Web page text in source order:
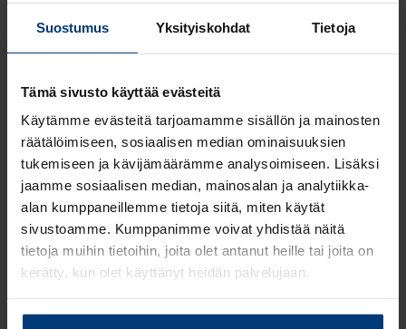
Suostumus Yksityiskohdat Tietoja
Tämä sivusto käyttää evästeitä
Käytämme evästeitä tarjoamamme sisällön ja mainosten
räätälöimiseen, sosiaalisen median ominaisuuksien
tukemiseen ja kävijämäärämme analysoimiseen. Lisäksi
jaamme sosiaalisen median, mainosalan ja analytiikka-
alan kumppaneillemme tietoja siitä, miten käytät
sivustoamme. Kumppanimme voivat yhdistää näitä
tietoja muihin tietoihin, joita olet antanut heille tai joita on
kerätty, kun olet käyttänyt heidän palvelujaan.
LueTietosuojaehdoistammelisää siitä keitä olemme,
Yksinkertaisten tarjousten luonti
Edistyksellisten tarjousten luonti
Useat myyntiputket
Yhtiökohtaiset myyntiputket
Myyntiputken tasot